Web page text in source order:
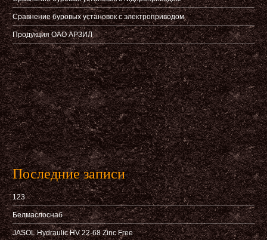
Сравнение буровых установок с электроприводом
Продукция ОАО АРЗИЛ
Последние записи
123
Белмаслоснаб
JASOL Hydraulic HV 22-68 Zinc Free